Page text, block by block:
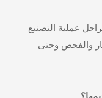
عملية التصنيع
والفحص وحتى